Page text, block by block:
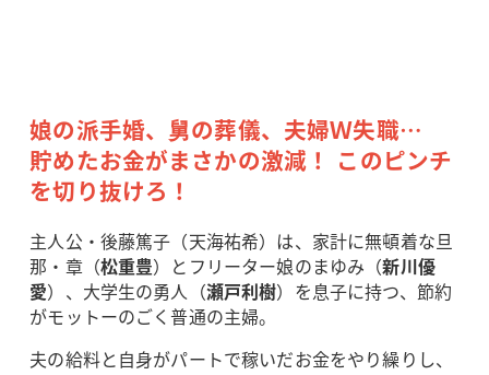
娘の派手婚、舅の葬儀、夫婦Ｗ失職…
貯めたお金がまさかの激減！ このピンチ
を切り抜けろ！
主人公・後藤篤子（天海祐希）は、家計に無頓着な旦
那・章（松重豊）とフリーター娘のまゆみ（新川優
愛）、大学生の勇人（瀬戸利樹）を息子に持つ、節約
がモットーのごく普通の主婦。
夫の給料と自身がパートで稼いだお金をやり繰りし、